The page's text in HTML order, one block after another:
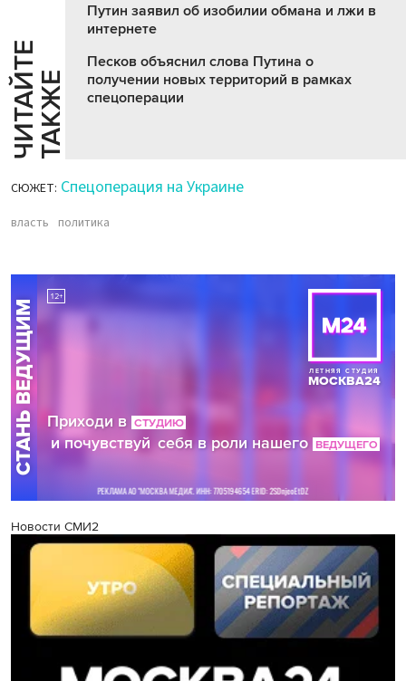
Ч
И
Т
АЙ
Т
Е
Т
А
К
ЖЕ
Путин заявил об изобилии обмана и лжи в
интернете
Песков объяснил слова Путина о
получении новых территорий в рамках
спецоперации
СЮЖЕТ: Спецоперация на Украине
власть политика
Новости СМИ2